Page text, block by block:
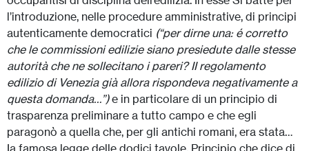
l’introduzione, nelle procedure amministrative, di principi
autenticamente democratici (“per dirne una: é corretto
che le commissioni edilizie siano presiedute dalle stesse
autorità che ne sollecitano i pareri? II regolamento
edilizio di Venezia già allora rispondeva negativamente a
questa domanda…”)e in particolare di un principio di
trasparenza preliminare a tutto campo e che egli
paragonò a quella che, per gli antichi romani, era stata…
Ia famosa legge delle dodici tavole. Principio che dice di